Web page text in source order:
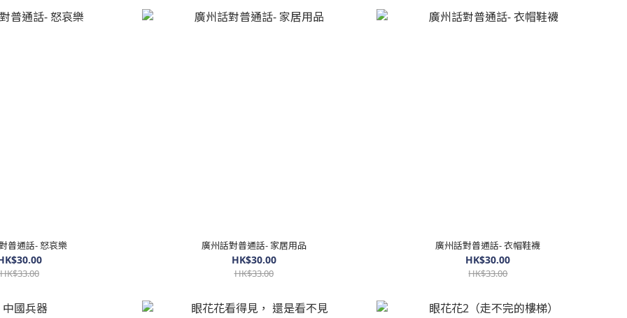
普通話- 怒哀樂
HK$33.00
廣州話對普通話- 家居用品
HK$30.00
HK$33.00
廣州話對普通話- 衣帽鞋襪
HK$30.00
HK$33.00